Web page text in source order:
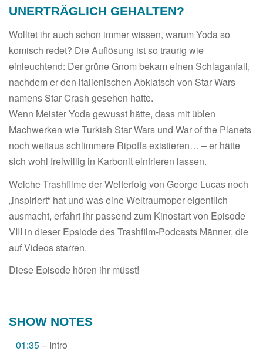
UNERTRÄGLICH GEHALTEN?
Wolltet ihr auch schon immer wissen, warum Yoda so
komisch redet? Die Auflösung ist so traurig wie
einleuchtend: Der grüne Gnom bekam einen Schlaganfall,
nachdem er den italienischen Abklatsch von Star Wars
namens Star Crash gesehen hatte.
Wenn Meister Yoda gewusst hätte, dass mit üblen
Machwerken wie Turkish Star Wars und War of the Planets
noch weitaus schlimmere Ripoffs existieren… – er hätte
sich wohl freiwillig in Karbonit einfrieren lassen.
Welche Trashfilme der Welterfolg von George Lucas noch
„inspiriert“ hat und was eine Weltraumoper eigentlich
ausmacht, erfahrt ihr passend zum Kinostart von Episode
VIII in dieser Epsiode des Trashfilm-Podcasts Männer, die
auf Videos starren.
Diese Episode hören ihr müsst!
SHOW NOTES
01:35– Intro